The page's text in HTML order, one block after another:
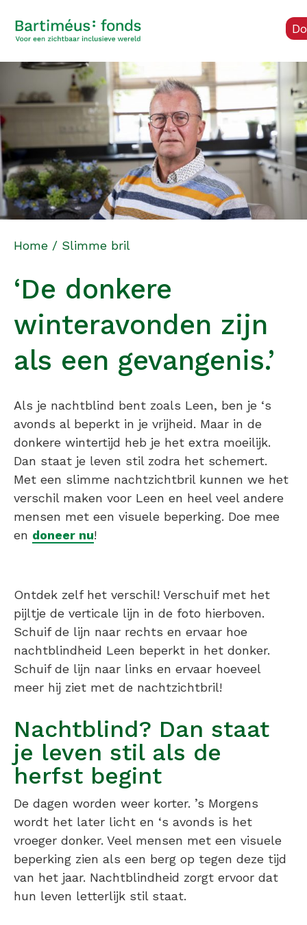
Home / Slimme bril
‘De donkere
winteravonden zijn
als een gevangenis.’
Als je nachtblind bent zoals Leen, ben je ‘s
avonds al beperkt in je vrijheid. Maar in de
donkere wintertijd heb je het extra moeilijk.
Dan staat je leven stil zodra het schemert.
Met een slimme nachtzichtbril kunnen we het
verschil maken voor Leen en heel veel andere
mensen met een visuele beperking. Doe mee
en doneer nu!
Ontdek zelf het verschil! Verschuif met het
pijltje de verticale lijn in de foto hierboven.
Schuif de lijn naar rechts en ervaar hoe
nachtblindheid Leen beperkt in het donker.
Schuif de lijn naar links en ervaar hoeveel
meer hij ziet met de nachtzichtbril!
Nachtblind? Dan staat
je leven stil als de
herfst begint
De dagen worden weer korter. ’s Morgens
wordt het later licht en ‘s avonds is het
vroeger donker. Veel mensen met een visuele
beperking zien als een berg op tegen deze tijd
van het jaar. Nachtblindheid zorgt ervoor dat
hun leven letterlijk stil staat.